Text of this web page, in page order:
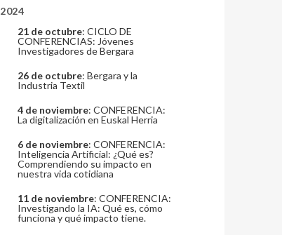
2024
21 de octubre: CICLO DE
CONFERENCIAS: Jóvenes
Investigadores de Bergara
26 de octubre: Bergara y la
Industria Textil
4 de noviembre: CONFERENCIA:
La digitalización en Euskal Herria
6 de noviembre: CONFERENCIA:
Inteligencia Artificial: ¿Qué es?
Comprendiendo su impacto en
nuestra vida cotidiana
11 de noviembre: CONFERENCIA:
Investigando la IA: Qué es, cómo
funciona y qué impacto tiene.